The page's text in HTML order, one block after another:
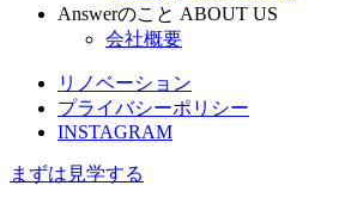
Answerのこと ABOUT US
会社概要
リノベーション
プライバシーポリシー
INSTAGRAM
まずは見学する